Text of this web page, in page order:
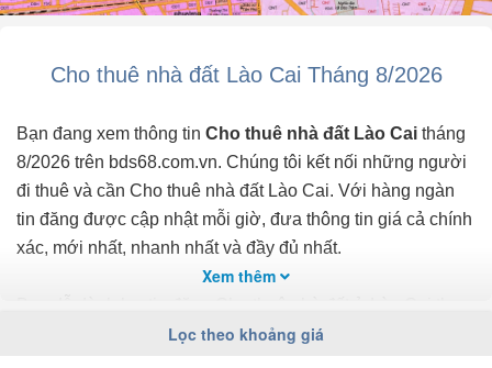
Cho thuê nhà đất Lào Cai Tháng 8/2026
Bạn đang xem thông tin Cho thuê nhà đất Lào Cai tháng
8/2026 trên bds68.com.vn. Chúng tôi kết nối những người
đi thuê và cần Cho thuê nhà đất Lào Cai. Với hàng ngàn
tin đăng được cập nhật mỗi giờ, đưa thông tin giá cả chính
xác, mới nhất, nhanh nhất và đầy đủ nhất.
địa điểm, giá, diện tích, số phòng ngủ và hướng để tìm ra
Xem thêm
Lọc theo khoảng giá